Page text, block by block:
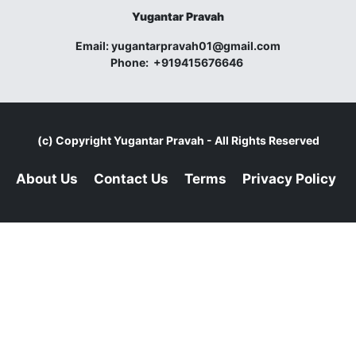
Yugantar Pravah
Email:yugantarpravah01@gmail.com
Phone: +919415676646
(c) CopyrightYugantar Pravah - All Rights Reserved
About Us Contact Us Terms Privacy Policy